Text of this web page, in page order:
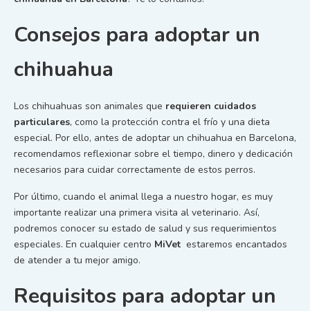
Consejos para adoptar un
chihuahua
Los chihuahuas son animales que requieren cuidados
particulares, como la protección contra el frío y una dieta
especial. Por ello, antes de adoptar un chihuahua en Barcelona,
recomendamos reflexionar sobre el tiempo, dinero y dedicación
necesarios para cuidar correctamente de estos perros.
Por último, cuando el animal llega a nuestro hogar, es muy
importante realizar una primera visita al veterinario. Así,
podremos conocer su estado de salud y sus requerimientos
especiales. En cualquier centro MiVet estaremos encantados
de atender a tu mejor amigo.
Requisitos para adoptar un